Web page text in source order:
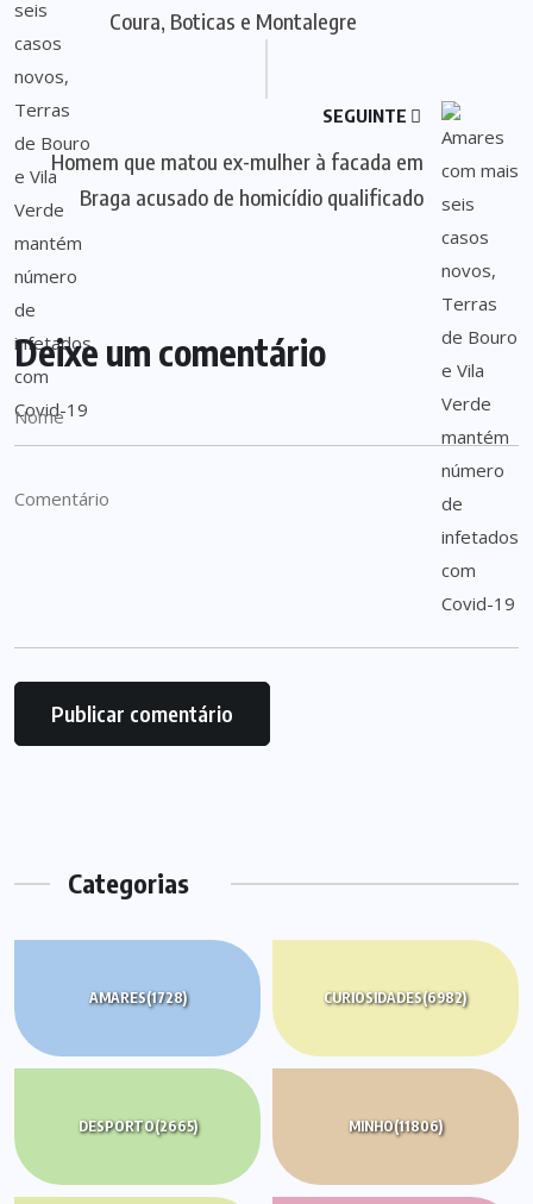
Coura, Boticas e Montalegre
SEGUINTE
Homem que matou ex-mulher à facada em
Braga acusado de homicídio qualificado
Deixe um comentário
Categorias
AMARES(1728) CURIOSIDADES(6982)
DESPORTO(2665) MINHO(11806)